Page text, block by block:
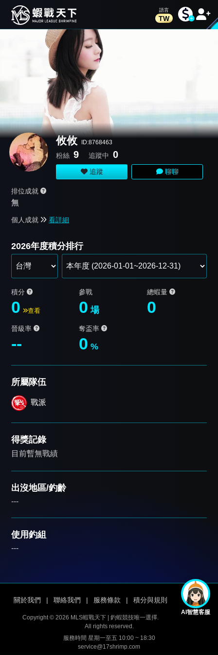
TW
攸攸 ID:8768463
粉絲 9 追蹤中 0
追蹤 聊聊
排位成就
無
個人成就 看詳細
2026年度積分排行
積分
0 查看
參戰
0場
總蝦量
0
晉級率
--
奪盃率
0 %
所屬隊伍
戰派
得獎記錄
目前暫無戰績
出沒地區/釣齡
---
使用釣組
---
AI智慧客服
關於我們 | 聯絡我們 | 服務條款 | 積分與規則
Copyright © 2026 MLS蝦戰天下 | 釣蝦競技唯一選擇.
All rights reserved.
服務時間 星期一至五 10:00 ~ 18:30
service@17shrimp.com